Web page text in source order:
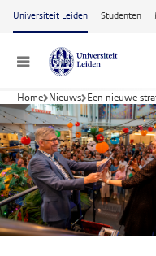
Ga naar hoofdinhoud
Universiteit Leiden Studenten
Menu
Home Nieuws Een nieuwe